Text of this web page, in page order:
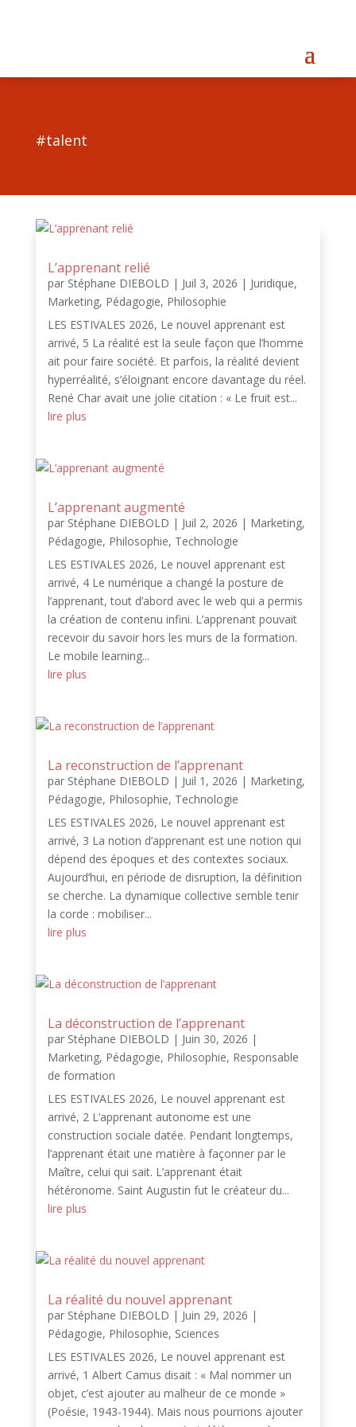
#talent
L’apprenant relié
par Stéphane DIEBOLD | Juil 3, 2026 | Juridique,
Marketing, Pédagogie, Philosophie
LES ESTIVALES 2026, Le nouvel apprenant est
arrivé, 5 La réalité est la seule façon que l’homme
ait pour faire société. Et parfois, la réalité devient
hyperréalité, s’éloignant encore davantage du réel.
René Char avait une jolie citation : « Le fruit est...
lire plus
L’apprenant augmenté
par Stéphane DIEBOLD | Juil 2, 2026 | Marketing,
Pédagogie, Philosophie, Technologie
LES ESTIVALES 2026, Le nouvel apprenant est
arrivé, 4 Le numérique a changé la posture de
l’apprenant, tout d’abord avec le web qui a permis
la création de contenu infini. L’apprenant pouvait
recevoir du savoir hors les murs de la formation.
Le mobile learning...
lire plus
La reconstruction de l’apprenant
par Stéphane DIEBOLD | Juil 1, 2026 | Marketing,
Pédagogie, Philosophie, Technologie
LES ESTIVALES 2026, Le nouvel apprenant est
arrivé, 3 La notion d’apprenant est une notion qui
dépend des époques et des contextes sociaux.
Aujourd’hui, en période de disruption, la définition
se cherche. La dynamique collective semble tenir
la corde : mobiliser...
lire plus
La déconstruction de l’apprenant
par Stéphane DIEBOLD | Juin 30, 2026 |
Marketing, Pédagogie, Philosophie, Responsable
de formation
LES ESTIVALES 2026, Le nouvel apprenant est
arrivé, 2 L’apprenant autonome est une
construction sociale datée. Pendant longtemps,
l’apprenant était une matière à façonner par le
Maître, celui qui sait. L’apprenant était
hétéronome. Saint Augustin fut le créateur du...
lire plus
La réalité du nouvel apprenant
par Stéphane DIEBOLD | Juin 29, 2026 |
Pédagogie, Philosophie, Sciences
LES ESTIVALES 2026, Le nouvel apprenant est
arrivé, 1 Albert Camus disait : « Mal nommer un
objet, c’est ajouter au malheur de ce monde »
(Poésie, 1943-1944). Mais nous pourrions ajouter